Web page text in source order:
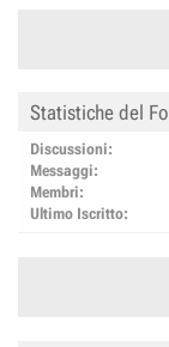
Statistiche del
Discussioni
Messaggi
Membri
Ultimo Iscritto